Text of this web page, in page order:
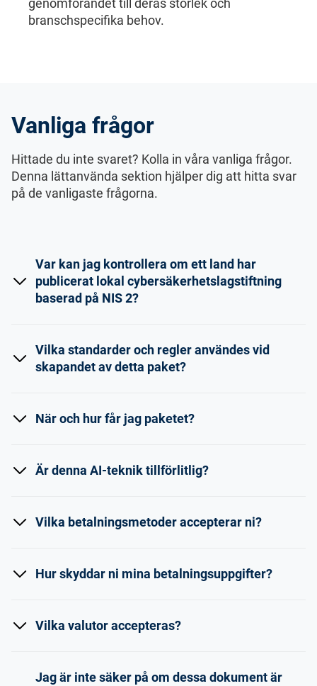
genomförandet till deras storlek och
branschspecifika behov.
Vanliga frågor
Hittade du inte svaret? Kolla in våra vanliga frågor.
Denna lättanvända sektion hjälper dig att hitta svar
på de vanligaste frågorna.
Var kan jag kontrollera om ett land har
publicerat lokal cybersäkerhetslagstiftning
baserad på NIS 2?
Vilka standarder och regler användes vid
skapandet av detta paket?
När och hur får jag paketet?
Är denna AI-teknik tillförlitlig?
Vilka betalningsmetoder accepterar ni?
Hur skyddar ni mina betalningsuppgifter?
Vilka valutor accepteras?
Jag är inte säker på om dessa dokument är